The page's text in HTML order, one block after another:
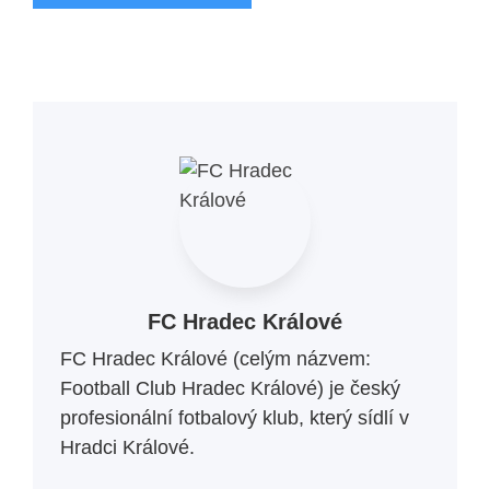
FC Hradec Králové
FC Hradec Králové (celým názvem:
Football Club Hradec Králové) je český
profesionální fotbalový klub, který sídlí v
Hradci Králové.